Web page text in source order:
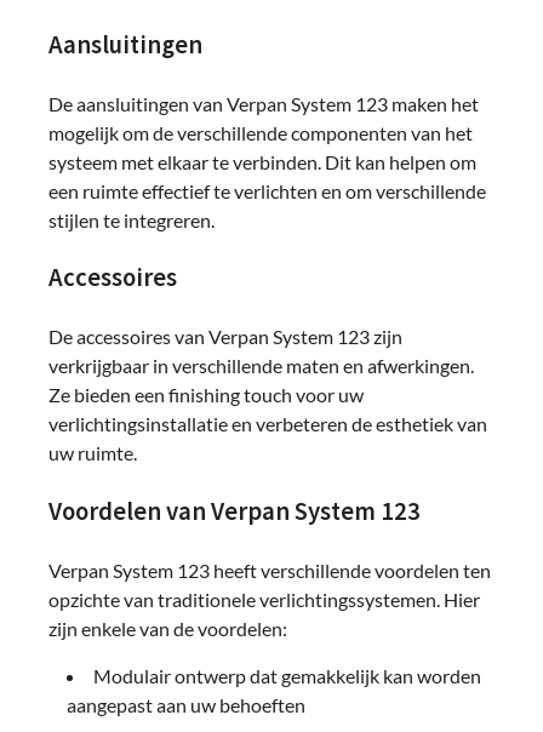
Aansluitingen
De aansluitingen van Verpan System 123 maken het
mogelijk om de verschillende componenten van het
systeem met elkaar te verbinden. Dit kan helpen om
een ruimte effectief te verlichten en om verschillende
stijlen te integreren.
Accessoires
De accessoires van Verpan System 123 zijn
verkrijgbaar in verschillende maten en afwerkingen.
Ze bieden een finishing touch voor uw
verlichtingsinstallatie en verbeteren de esthetiek van
uw ruimte.
Voordelen van Verpan System 123
Verpan System 123 heeft verschillende voordelen ten
opzichte van traditionele verlichtingssystemen. Hier
zijn enkele van de voordelen:
Modulair ontwerp dat gemakkelijk kan worden
aangepast aan uw behoeften